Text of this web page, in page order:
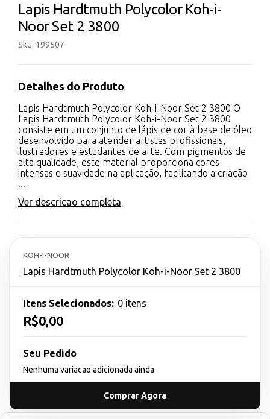
Lapis Hardtmuth Polycolor Koh-i-
Noor Set 2 3800
Sku. 199507
Detalhes do Produto
Lapis Hardtmuth Polycolor Koh-i-Noor Set 2 3800 O
Lapis Hardtmuth Polycolor Koh-i-Noor Set 2 3800
consiste em um conjunto de lápis de cor à base de óleo
desenvolvido para atender artistas profissionais,
ilustradores e estudantes de arte. Com pigmentos de
alta qualidade, este material proporciona cores
intensas e suavidade na aplicação, facilitando a criação
...
Ver descricao completa
KOH-I-NOOR
Lapis Hardtmuth Polycolor Koh-i-Noor Set 2 3800
Itens Selecionados: 0 itens
R$0,00
Seu Pedido
Nenhuma variacao adicionada ainda.
Comprar Agora